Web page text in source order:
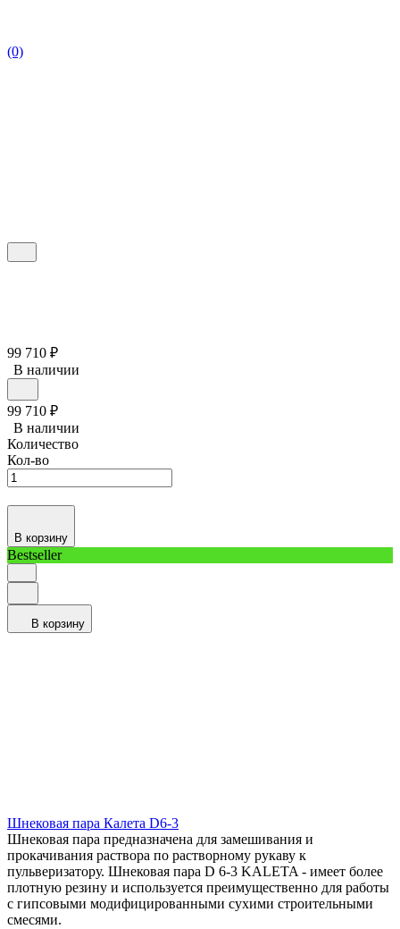
(0)
99 710 ₽
В наличии
99 710 ₽
В наличии
Количество
Кол-во
В корзину
Bestseller
В корзину
Шнековая пара Калета D6-3
Шнековая пара предназначена для замешивания и
прокачивания раствора по растворному рукаву к
пульверизатору. Шнековая пара D 6-3 KALETA - имеет более
плотную резину и используется преимущественно для работы
с гипсовыми модифицированными сухими строительными
смесями.